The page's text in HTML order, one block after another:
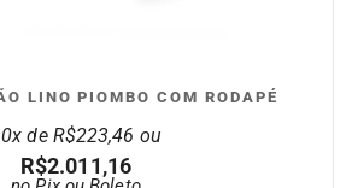
LINO PIOMBO COM RODAPÉ
de R$223,46 ou
R$2.011,16